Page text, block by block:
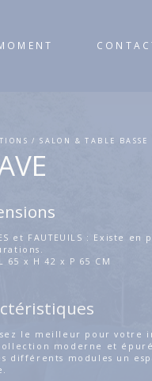
/ SALON & TABLE BASSE
et FAUTEUILS : Existe en
65 x H 42 x P 65 CM
le meilleur pour votre
moderne et
différents modules un